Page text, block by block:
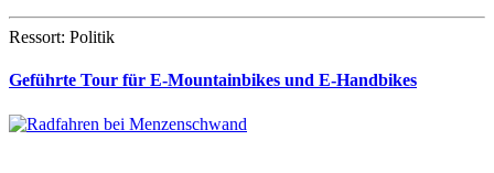
Ressort: Politik
Geführte Tour für E-Mountainbikes und E-Handbikes